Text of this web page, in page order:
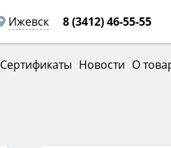
Ижевск 8 (3412) 46-55-55
Сертификаты Новости О